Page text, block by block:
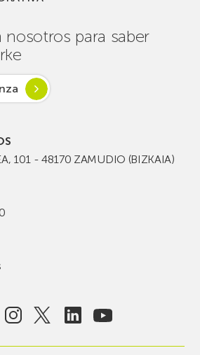
para saber
101 - 48170 ZAMUDIO (BIZKAIA)